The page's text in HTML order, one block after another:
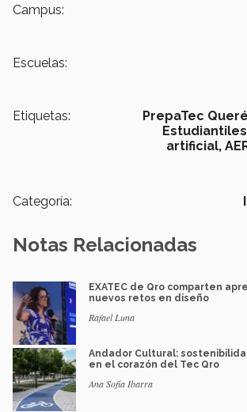
Campus:
Escuelas:
Etiquetas: PrepaTec
artificial,
Categoría:
Notas Relacionadas
EXATEC de Qro comparten
nuevos retos en diseño
Rafael Luna
Andador Cultural:
en el corazón del Tec Qro
Ana Sofía Ibarra